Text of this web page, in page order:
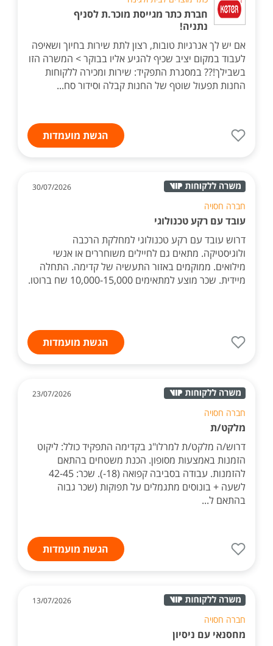
חברת כתר מגייסת מוכר.ת לסניף
נתניה!
אם יש לך אנרגיות טובות, רצון לתת שירות בחיוך ושאיפה
לעבוד במקום יציב שכיף להגיע אליו בבוקר > המשרה הזו
בשבילך!?? במסגרת התפקיד: שירות ומכירה ללקוחות
החנות תפעול שוטף של החנות קבלה וסידור סח...
הגשת מועמדות
30/07/2026
חברה חסויה
עובד עם רקע טכנולוגי
דרוש עובד עם רקע טכנולוגי למחלקת הרכבה
ולוגיסטיקה. מתאים גם לחיילים משוחררים או אנשי
מילואים. ממוקמים באזור התעשיה של קדימה. התחלה
מיידית. שכר מוצע למתאימים 10,000-15,000 שח ברוטו.
הגשת מועמדות
23/07/2026
חברה חסויה
מלקט/ת
דרוש/ה מלקט/ת למרלו"ג בקדימה התפקיד כולל: ליקוט
הזמנות באמצעות מסופון. הכנת משטחים בהתאם
להזמנות. עבודה בסביבה קפואה (18-). שכר: 42-45
לשעה + בונוסים מתגמלים על תפוקות (שכר גבוה
בהתאם ל...
הגשת מועמדות
13/07/2026
חברה חסויה
מחסנאי עם ניסיון